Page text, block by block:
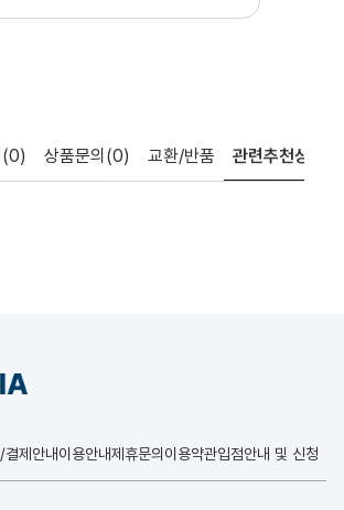
(0) 상품문의 (0) 교환/반품 관련추천상품
결제안내이용안내제휴문의 이용약관입점안내 및 신청